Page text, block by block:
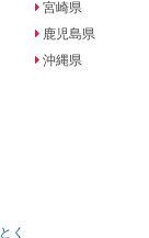
宮崎県
鹿児島県
沖縄県
く